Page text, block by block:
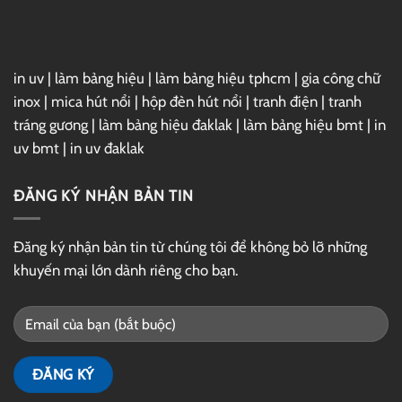
in uv | làm bảng hiệu | làm bảng hiệu tphcm | gia công chữ
inox | mica hút nổi | hộp đèn hút nổi | tranh điện | tranh
tráng gương | làm bảng hiệu đaklak | làm bảng hiệu bmt | in
uv bmt | in uv đaklak
ĐĂNG KÝ NHẬN BẢN TIN
Đăng ký nhận bản tin từ chúng tôi để không bỏ lỡ những
khuyến mại lớn dành riêng cho bạn.